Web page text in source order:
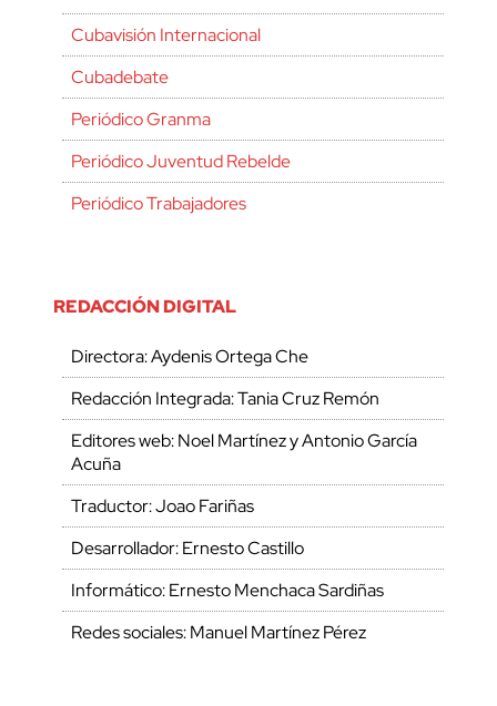
Cubavisión Internacional
Cubadebate
Periódico Granma
Periódico Juventud Rebelde
Periódico Trabajadores
REDACCIÓN DIGITAL
Directora: Aydenis Ortega Che
Redacción Integrada: Tania Cruz Remón
Editores web: Noel Martínez y Antonio García
Acuña
Traductor: Joao Fariñas
Desarrollador: Ernesto Castillo
Informático: Ernesto Menchaca Sardiñas
Redes sociales: Manuel Martínez Pérez